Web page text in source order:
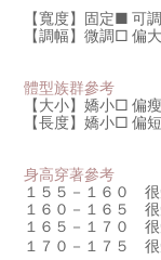
【寬度】固定■ 可調
【調幅】微調□ 偏
體型族群參考
【大小】嬌小□ 偏瘦
【長度】嬌小□ 偏短
身高穿著參考
１５５－１６０
１６０－１６５
１６５－１７０
１７０－１７５